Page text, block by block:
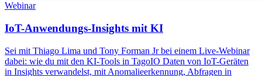
Webinar
IoT-Anwendungs-Insights mit KI
Sei mit Thiago Lima und Tony Forman Jr bei einem Live-Webinar
dabei: wie du mit den KI-Tools in TagoIO Daten von IoT-Geräten
in Insights verwandelst, mit Anomalieerkennung, Abfragen in